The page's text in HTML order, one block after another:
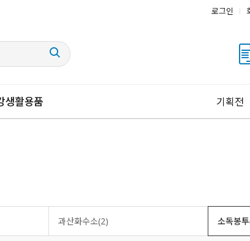
로그인
생활용품 기획전
과산화수소(2) 소독봉